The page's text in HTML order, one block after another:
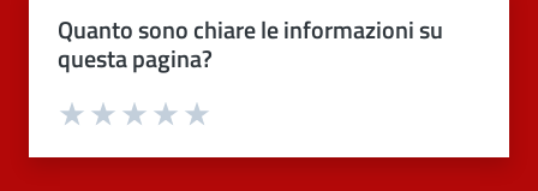
Quanto sono chiare le informazioni su
questa pagina?
Valuta 4 stelle su 5
Valuta 3 stelle su 5
Valuta 2 stelle su 5
Valuta 1 stelle su 5